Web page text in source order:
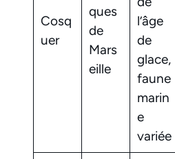
Cosq
uer
ques
de
Mars
eille
l’âge
de
glace,
faune
marin
e
variée